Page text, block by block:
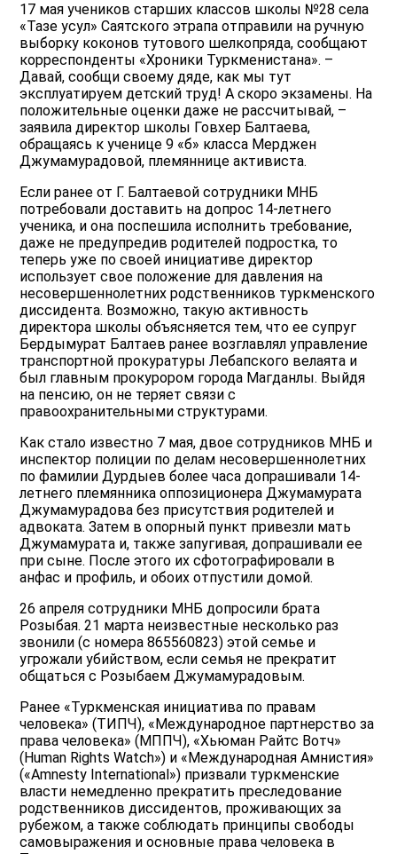
17 мая учеников старших классов школы №28 села
«Тазе усул» Саятского этрапа отправили на ручную
выборку коконов тутового шелкопряда, сообщают
корреспонденты «Хроники Туркменистана». –
Давай, сообщи своему дяде, как мы тут
эксплуатируем детский труд! А скоро экзамены. На
положительные оценки даже не рассчитывай, –
заявила директор школы Говхер Балтаева,
обращаясь к ученице 9 «б» класса Мерджен
Джумамурадовой, племяннице активиста.
Если ранее от Г. Балтаевой сотрудники МНБ
потребовали доставить на допрос 14-летнего
ученика, и она поспешила исполнить требование,
даже не предупредив родителей подростка, то
теперь уже по своей инициативе директор
использует свое положение для давления на
несовершеннолетних родственников туркменского
диссидента. Возможно, такую активность
директора школы объясняется тем, что ее супруг
Бердымурат Балтаев ранее возглавлял управление
транспортной прокуратуры Лебапского велаята и
был главным прокурором города Магданлы. Выйдя
на пенсию, он не теряет связи с
правоохранительными структурами.
Как стало известно 7 мая, двое сотрудников МНБ и
инспектор полиции по делам несовершеннолетних
по фамилии Дурдыев более часа допрашивали 14-
летнего племянника оппозиционера Джумамурата
Джумамурадова без присутствия родителей и
адвоката. Затем в опорный пункт привезли мать
Джумамурата и, также запугивая, допрашивали ее
при сыне. После этого их сфотографировали в
анфас и профиль, и обоих отпустили домой.
26 апреля сотрудники МНБ допросили брата
Розыбая. 21 марта неизвестные несколько раз
звонили (с номера 865560823) этой семье и
угрожали убийством, если семья не прекратит
общаться с Розыбаем Джумамурадовым.
Ранее «Туркменская инициатива по правам
человека» (ТИПЧ), «Международное партнерство за
права человека» (МППЧ), «Хьюман Райтс Вотч»
(Human Rights Watch») и «Международная Амнистия»
(«Amnesty International») призвали туркменские
власти немедленно прекратить преследование
родственников диссидентов, проживающих за
рубежом, а также соблюдать принципы свободы
самовыражения и основные права человека в